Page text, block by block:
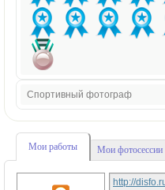
Спортивный фотограф
Мои работы Мои фотосессии
http://